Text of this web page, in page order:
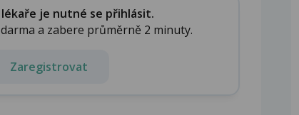
je nutné se přihlásit.
a zabere průměrně 2 minuty.
Zaregistrovat